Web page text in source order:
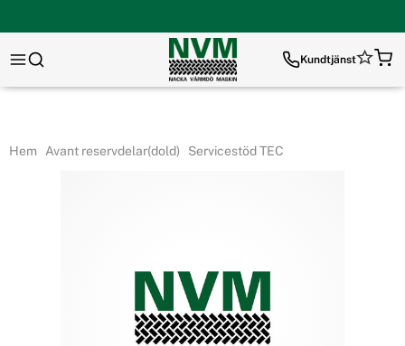
Kundtjänst
Hem Avant reservdelar(dold) Servicestöd TEC